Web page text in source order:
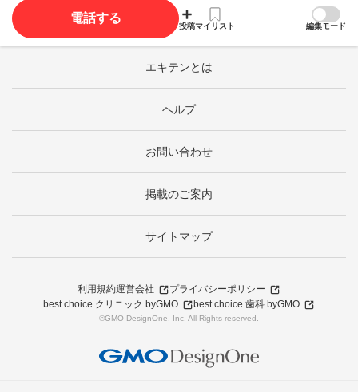
電話する
投稿マイリスト 編集モード
エキテンとは
ヘルプ
お問い合わせ
掲載のご案内
サイトマップ
利用規約運営会社
プライバシーポリシー
best choice クリニック byGMO
best choice 歯科 byGMO
©GMO DesignOne, Inc. All Rights reserved.